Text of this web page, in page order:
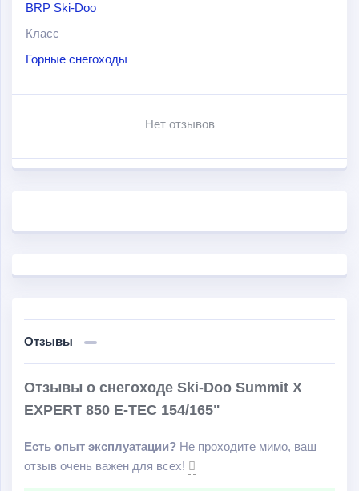
конструкция рамы пирамидальной формы;
улучшенный на 30% показатель отклика двигателя;
BRP Ski-Doo
Класс
Горные снегоходы
Нет отзывов
Отзывы
Отзывы о снегоходе Ski-Doo Summit X
EXPERT 850 E-TEC 154/165"
Есть опыт эксплуатации? Не проходите мимо, ваш
отзыв очень важен для всех!